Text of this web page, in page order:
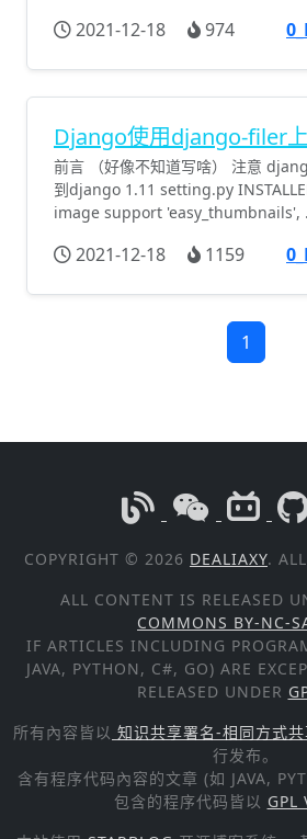
2021-12-18 974
Django使用django-filer
前言 （好像不知道写啥） 注意
到django 1.11 setting.py
image support 'easy_thumbnails',
2021-12-18 1159
1
COPYRIGHT © 2026 DEALIAXY.
ALL CONTENT IS RELEASED
COMMONS BY-NC-
IF ARTICLES INCLUDING
JAVA, PYTHON, C#, GO) ARE
RELEASED UNDER
所有內容皆以 知识共享署名-相同方式
行发布。
含有程序代码內容的文章 (如 JAVA,
包含的程序代码皆以 GPL